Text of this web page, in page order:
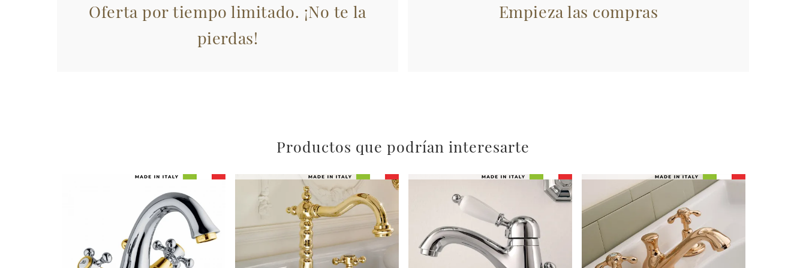
Oferta por tiempo limitado. ¡No te la
pierdas!
Empieza las compras
Productos que podrían interesarte